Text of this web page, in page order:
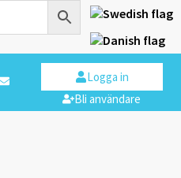
Logga in
Bli användare